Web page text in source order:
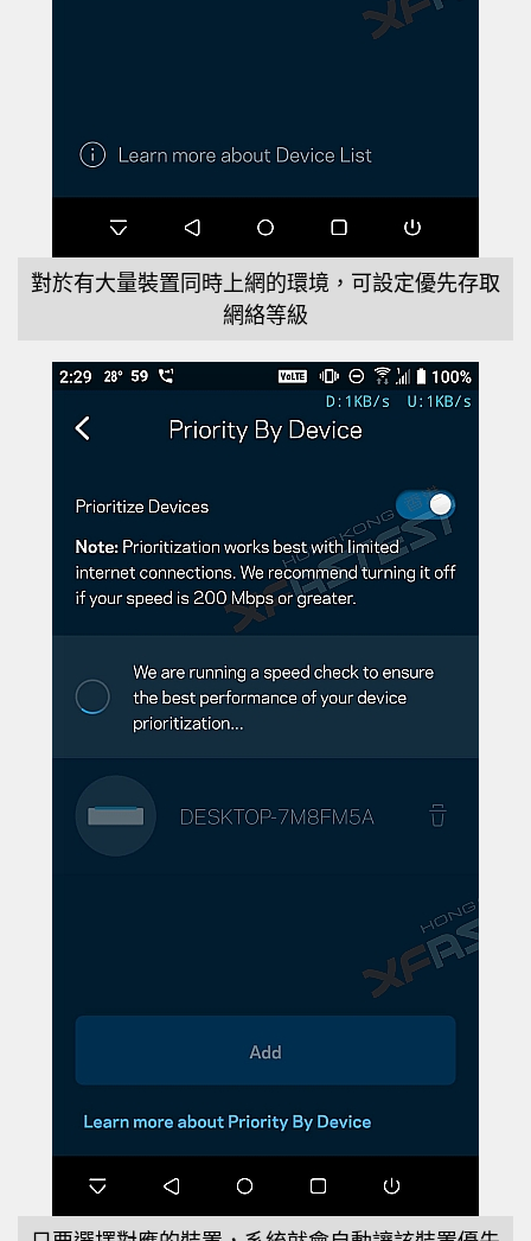
對於有大量裝置同時上網的環境，可設定優先存取
網絡等級